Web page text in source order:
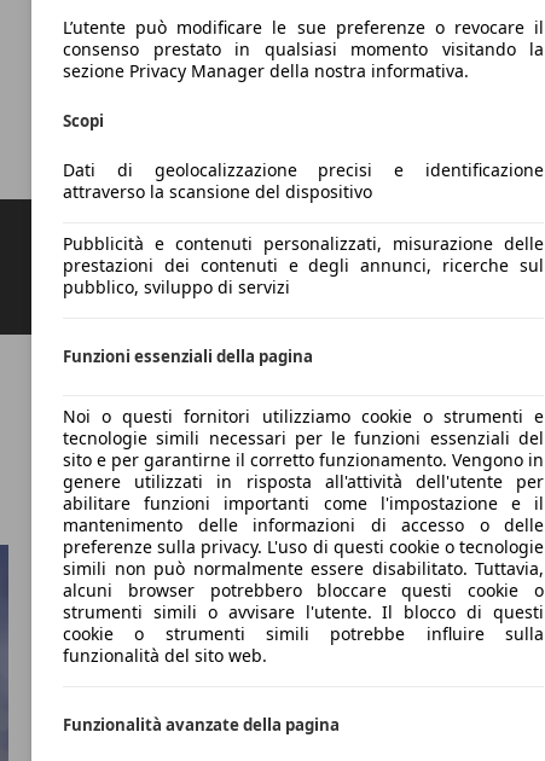
L’utente può modificare le sue preferenze o revocare il
consenso prestato in qualsiasi momento visitando la
sezione Privacy Manager della nostra informativa.
Scopi
Dati di geolocalizzazione precisi e identificazione
attraverso la scansione del dispositivo
Pubblicità e contenuti personalizzati, misurazione delle
prestazioni dei contenuti e degli annunci, ricerche sul
pubblico, sviluppo di servizi
Funzioni essenziali della pagina
Noi o questi fornitori utilizziamo cookie o strumenti e
tecnologie simili necessari per le funzioni essenziali del
sito e per garantirne il corretto funzionamento. Vengono in
genere utilizzati in risposta all'attività dell'utente per
abilitare funzioni importanti come l'impostazione e il
mantenimento delle informazioni di accesso o delle
preferenze sulla privacy. L'uso di questi cookie o tecnologie
simili non può normalmente essere disabilitato. Tuttavia,
alcuni browser potrebbero bloccare questi cookie o
strumenti simili o avvisare l'utente. Il blocco di questi
cookie o strumenti simili potrebbe influire sulla
funzionalità del sito web.
Funzionalità avanzate della pagina